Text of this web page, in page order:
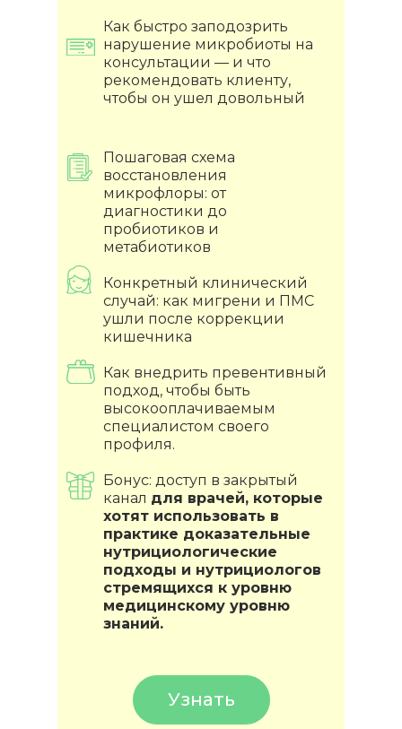
Узнать
Как быстро заподозрить
нарушение микробиоты на
консультации — и что
рекомендовать клиенту,
чтобы он ушел довольный
Пошаговая схема
восстановления
микрофлоры: от
диагностики до
пробиотиков и
метабиотиков
Конкретный клинический
случай: как мигрени и ПМС
ушли после коррекции
кишечника
Как внедрить превентивный
подход, чтобы быть
высокооплачиваемым
специалистом своего
профиля.
Бонус: доступ в закрытый
канал для врачей, которые
хотят использовать в
практике доказательные
нутрициологические
подходы и нутрициологов
стремящихся к уровню
медицинскому уровню
знаний.